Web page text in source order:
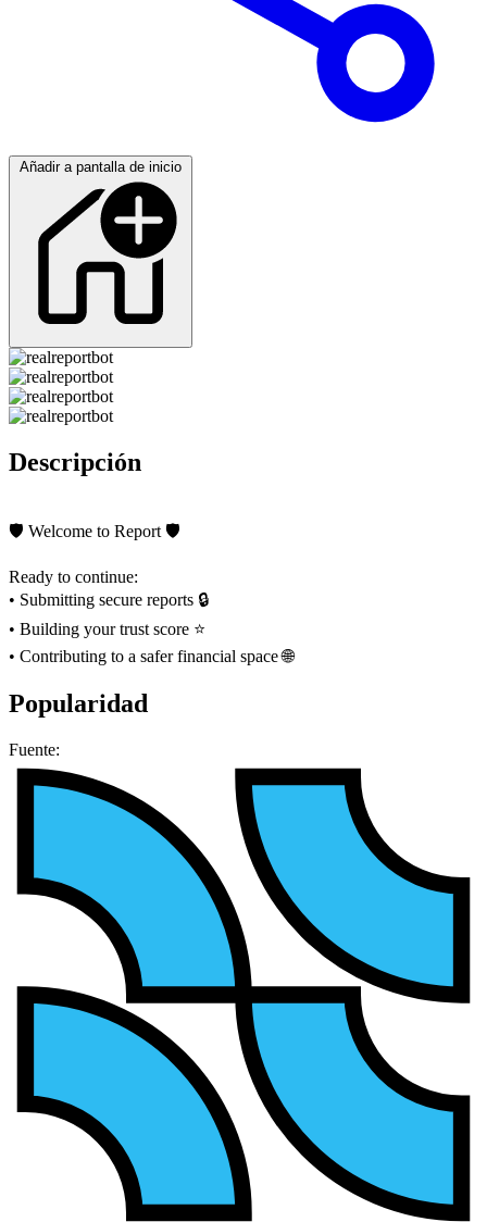
Descripción
🛡 Welcome to Report 🛡
Ready to continue:
• Submitting secure reports 🔒
• Building your trust score ⭐️
• Contributing to a safer financial space 🌐
Popularidad
Fuente: